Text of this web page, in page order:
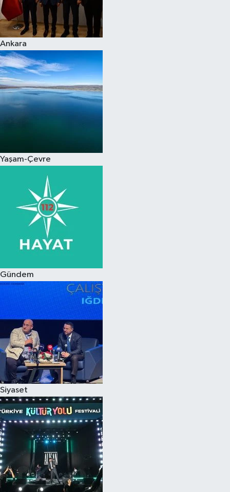
Ankara
Yaşam-Çevre
Gündem
Siyaset
Spor
Çocuk
Eğitim
Kim kimdir?
Kültür Sanat
Sağlık
Siyaset
Teknoloji
Yaşam-Çevre